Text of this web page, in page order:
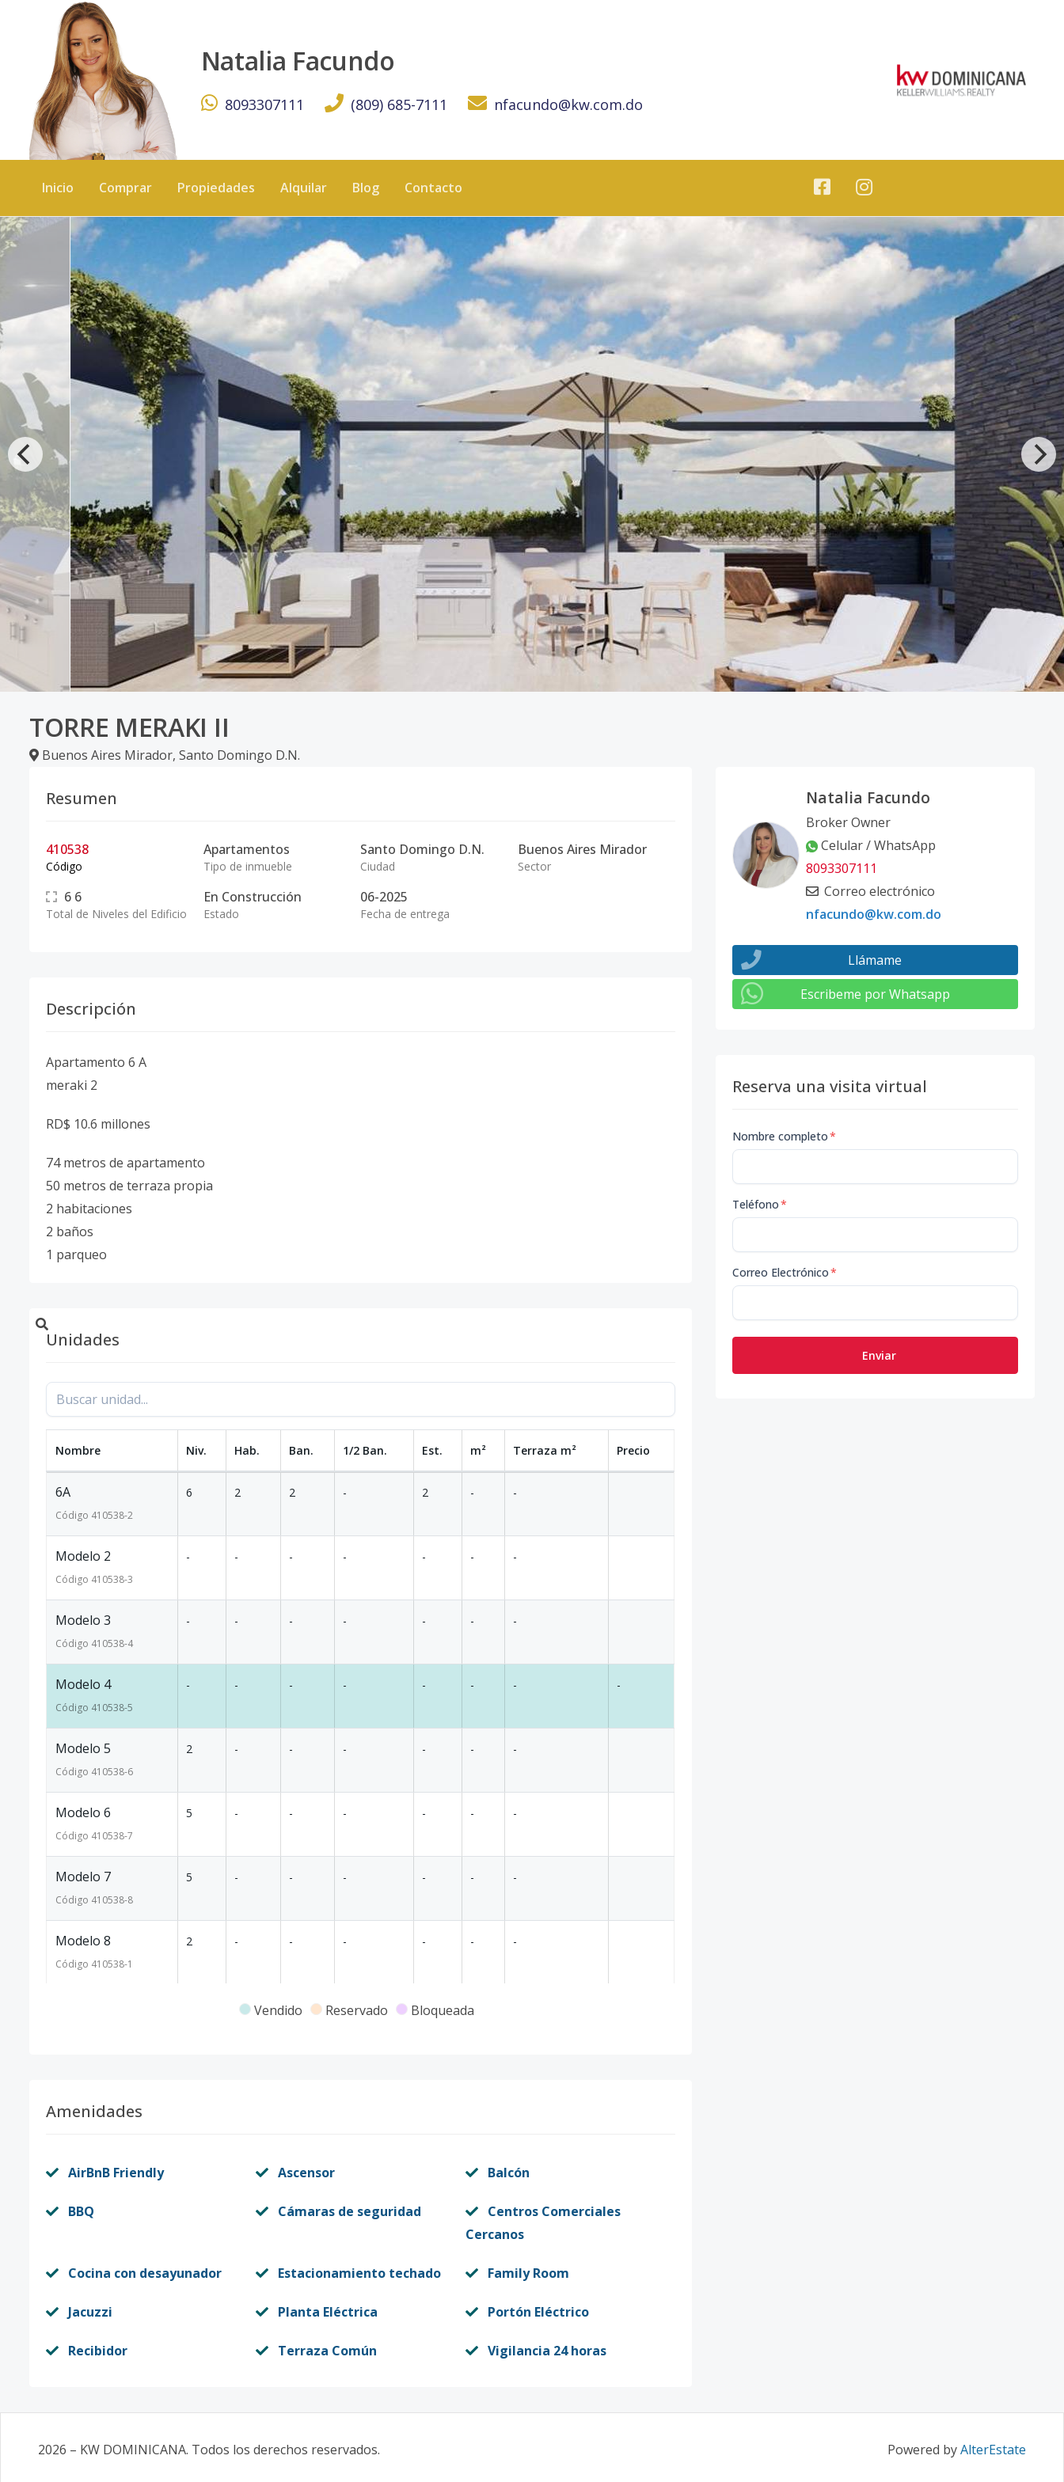
Natalia Facundo
8093307111 (809) 685-7111 nfacundo@kw.com.do
Inicio Comprar Propiedades Alquilar Blog Contacto
TORRE MERAKI II
Buenos Aires Mirador, Santo Domingo D.N.
Resumen
410538
Código
Apartamentos
Tipo de inmueble
Santo Domingo D.N.
Ciudad
Buenos Aires Mirador
Sector
6 6
Total de Niveles del Edificio
En Construcción
Estado
06-2025
Fecha de entrega
Descripción
Apartamento 6 A
meraki 2
RD$ 10.6 millones
74 metros de apartamento
50 metros de terraza propia
2 habitaciones
2 baños
1 parqueo
Unidades
Nombre Niv. Hab. Ban. 1/2 Ban. Est. m² Terraza m² Precio
6A
Código 410538-2
6 2 2 - 2 - -
Modelo 2
Código 410538-3
- - - - - - -
Modelo 3
Código 410538-4
- - - - - - -
Modelo 4
Código 410538-5
- - - - - - - -
Modelo 5
Código 410538-6
2 - - - - - -
Modelo 6
Código 410538-7
5 - - - - - -
Modelo 7
Código 410538-8
5 - - - - - -
Modelo 8
Código 410538-1
2 - - - - - -
Vendido Reservado Bloqueada
Amenidades
AirBnB Friendly Ascensor Balcón
BBQ Cámaras de seguridad
Centros Comerciales
Cercanos
Cocina con desayunador Estacionamiento techado Family Room
Jacuzzi Planta Eléctrica Portón Eléctrico
Recibidor Terraza Común Vigilancia 24 horas
Natalia Facundo
Broker Owner
Celular / WhatsApp
8093307111
Correo electrónico
nfacundo@kw.com.do
Llámame
Escribeme por Whatsapp
Reserva una visita virtual
Nombre completo*
Teléfono*
Correo Electrónico*
Enviar
2026 – KW DOMINICANA. Todos los derechos reservados. Powered byAlterEstate
TORRE MERAKI II - KW DOMINICANA